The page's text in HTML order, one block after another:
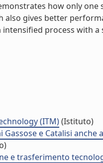
how only
also gives better
process with
(ITM)(Istituto)
Gassose e Catalisi
e trasferimento